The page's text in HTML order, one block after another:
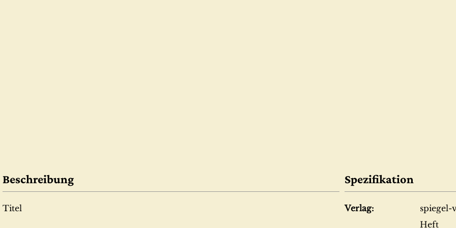
Beschreibung
Titel
Spezifikation
Verlag:
spiegel-
Heft